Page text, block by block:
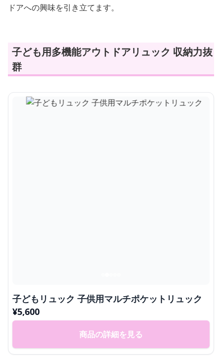
ドアへの興味を引き立てます。
子ども用多機能アウトドアリュック 収納力抜
群
子どもリュック 子供用マルチポケットリュック
¥5,600
商品の詳細を見る